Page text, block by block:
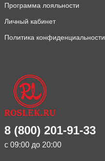
Программа лояльности
Личный кабинет
Политика конфиденциальности
8 (800) 201-91-33
с 09:00 до 20:00